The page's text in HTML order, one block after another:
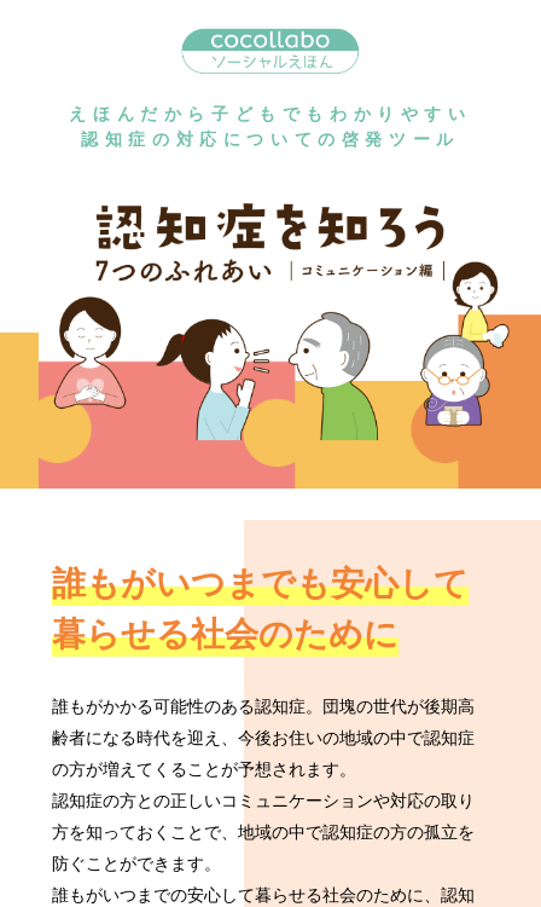
えほんだから子どもでもわかりやすい
認知症の対応についての啓発ツール
誰もがいつまでも安心して
暮らせる社会のために
誰もがかかる可能性のある認知症。団塊の世代が後期高
齢者になる時代を迎え、今後お住いの地域の中で認知症
の方が増えてくることが予想されます。
認知症の方との正しいコミュニケーションや対応の取り
方を知っておくことで、地域の中で認知症の方の孤立を
防ぐことができます。
誰もがいつまでの安心して暮らせる社会のために、認知